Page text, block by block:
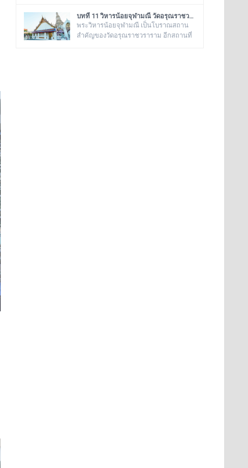
เอกลักษณ์โดดเด่นไม่เหมือนกัน อาทิเช่น
ศาลาเก๋งจีนหน้าทางเข้าพระปรางค์ จะมี
หินแกะสลักโบราณเป็นรูปจระเข้อย
เรียงรายเป็นแถวตรงจากทิศตะวันออกสู่ทิศ
ตะวันตก มีห่างกันพอควร และเป็นพระ
เจดีย์ที่มีลักษณะแบบเดียวกัน มีขนาดเท่า
บทที่ 11 วิหารน้อยจุฬามณี วัดอรุณราชวราราม (แอพเดียวเที่ยวทั่ววัดอรุณ)
พระวิหารน้อยจุฬามณี เป็นโบราณสถาน
สำคัญของวัดอรุณราชวราราม อีกสถานที่